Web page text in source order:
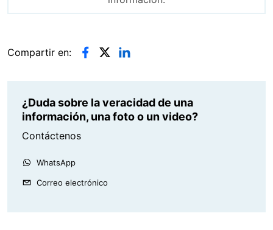
Compartir en:
¿Duda sobre la veracidad de una
información, una foto o un video?
Contáctenos
WhatsApp
Correo electrónico